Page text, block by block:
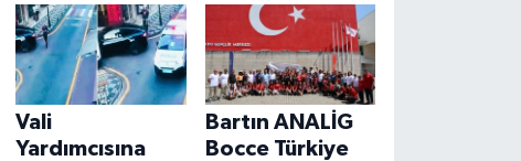
Vali
Yardımcısına
Bartın ANALİG
Bocce Türkiye